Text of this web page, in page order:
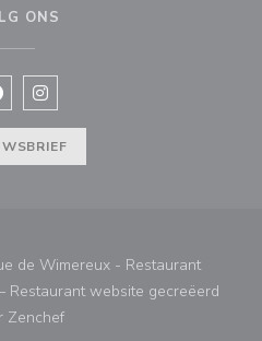
ONS
((opent in een nieuw
Instagram ((opent in een
de Wimereux - Restaurant
Restaurant website gecreëerd
Zenchef((opent in een nieuw